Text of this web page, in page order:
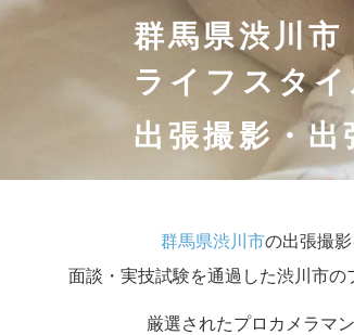
群馬県渋川市
ライフスタ
出張撮影・
群馬県渋川市の出張撮
面談・実技試験を通過した渋川市の
厳選されたプロカメラマ